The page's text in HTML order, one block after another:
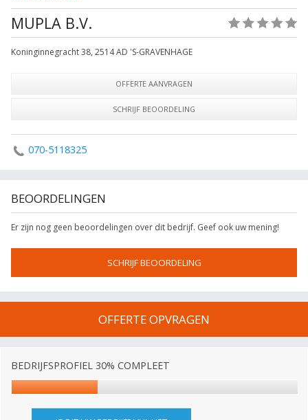
MUPLA B.V.
Koninginnegracht 38, 2514 AD 'S-GRAVENHAGE
OFFERTE AANVRAGEN
SCHRIJF BEOORDELING
070-5118325
BEOORDELINGEN
Er zijn nog geen beoordelingen over dit bedrijf. Geef ook uw mening!
SCHRIJF BEOORDELING
OFFERTE OPVRAGEN
BEDRIJFSPROFIEL 30% COMPLEET